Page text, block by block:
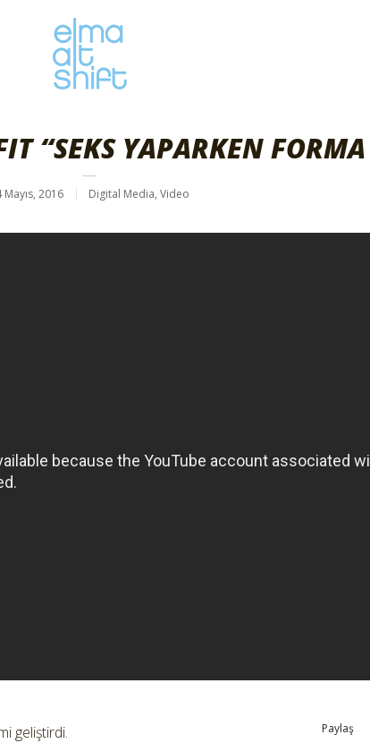
“SEKS YAPARKEN
Mayıs, 2016 Digital Media, Video
geliştirdi. Paylaş